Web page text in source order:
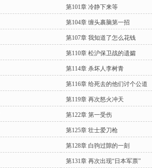
第101章 冷静下来等
第104章 缠头裹脑第一招
第107章 我知道了怎么花钱
第110章 松沪保卫战的遗孀
第114章 杀坏人李树青
第116章 给死去的他们讨个公道
第119章 再次怒火冲天
第122章 第一受伤
第125章 壮士爱刀枪
第128章 白驹过隙的一刻
第131章 再次出现“日本军票”